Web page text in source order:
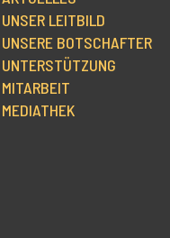
UNSER LEITBILD
UNSERE BOTSCHAFTER
UNTERSTÜTZUNG
MITARBEIT
MEDIATHEK